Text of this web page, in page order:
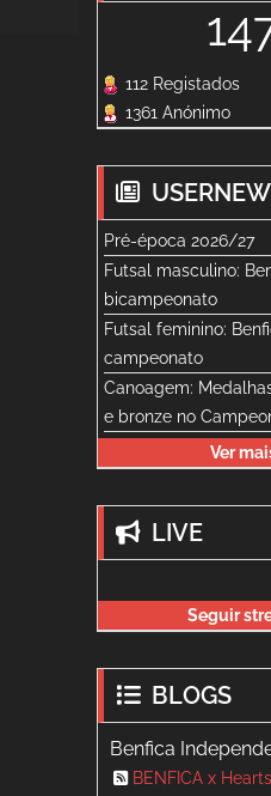
112 Registados
1361 Anónimo
Pré-época 2026/27
Futsal masculino:
bicampeonato
Futsal feminino:
campeonato
Canoagem:
e bronze no
Ver
LIVE
Seguir
BLOGS
Benfica
BENFICA x